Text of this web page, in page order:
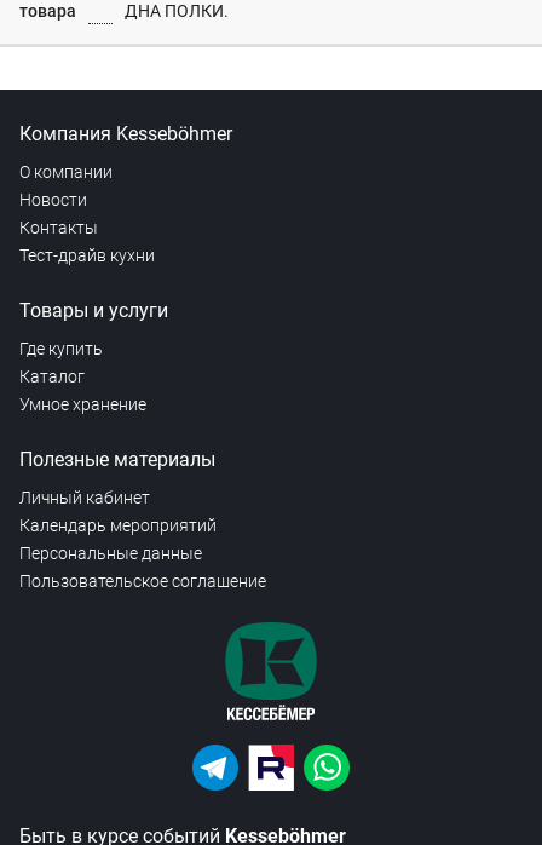
товара
ДНА ПОЛКИ.
Компания Kesseböhmer
О компании
Новости
Контакты
Тест-драйв кухни
Товары и услуги
Где купить
Каталог
Умное хранение
Полезные материалы
Личный кабинет
Календарь мероприятий
Персональные данные
Пользовательское соглашение
Быть в курсе событий Kesseböhmer